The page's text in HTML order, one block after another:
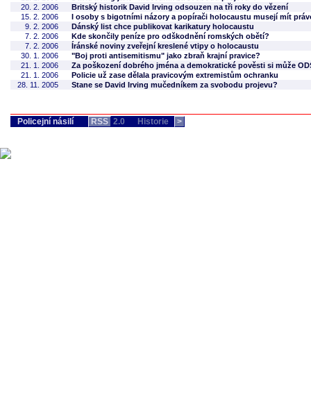
20. 2. 2006
Britský historik David Irving odsouzen na tři roky do vězení
15. 2. 2006
I osoby s bigotními názory a popírači holocaustu musejí mít
9. 2. 2006
Dánský list chce publikovat karikatury holocaustu
7. 2. 2006
Kde skončily peníze pro odškodnění romských obětí?
7. 2. 2006
Íránské noviny zveřejní kreslené vtipy o holocaustu
30. 1. 2006
"Boj proti antisemitismu" jako zbraň krajní pravice?
21. 1. 2006
Za poškození dobrého jména a demokratické pověsti si může
21. 1. 2006
Policie už zase dělala pravicovým extremistům ochranku
28. 11. 2005
Stane se David Irving mučedníkem za svobodu projevu?
Policejní násilí RSS 2.0 Historie >